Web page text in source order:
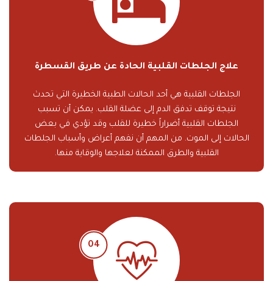
علاج الجلطات القلبية الحادة عن طريق القسطرة
الجلطات القلبية هي أحد الحالات الطبية الخطيرة التي تحدث
نتيجة توقف تدفق الدم إلى عضلة القلب. يمكن أن تسبب
الجلطات القلبية أضراراً خطيرة للقلب وقد تؤدي في بعض
الحالات إلى الموت. من المهم أن نفهم أعراض وأسباب الجلطات
القلبية والطرق الممكنة لعلاجها والوقاية منها.